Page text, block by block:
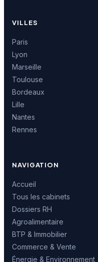
VILLES
Paris
Lyon
Marseille
Toulouse
Bordeaux
Lille
Nantes
Rennes
NAVIGATION
Accueil
Tous les cabinets
Dossiers RH
Agroalimentaire
BTP & Immobilier
Commerce & Vente
Énergie & Environnement